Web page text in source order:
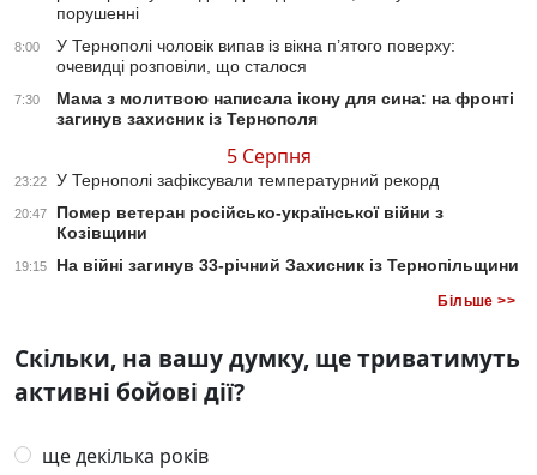
порушенні
8:00
У Тернополі чоловік випав із вікна п’ятого поверху:
очевидці розповіли, що сталося
7:30
Мама з молитвою написала ікону для сина: на фронті
загинув захисник із Тернополя
5 Серпня
23:22 У Тернополі зафіксували температурний рекорд
20:47
Помер ветеран російсько-української війни з
Козівщини
19:15 На війні загинув 33-річний Захисник із Тернопільщини
Більше >>
Скільки, на вашу думку, ще триватимуть
активні бойові дії?
ще декілька років